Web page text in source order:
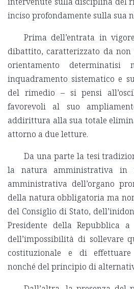
inciso profondamente sulla sua
Prima dell’entrata in
dibattito, caratterizzato da
orientamento
inquadramento sistematico e
del rimedio – si pensi
favorevoli al suo
addirittura alla sua totale
attorno a due letture.
Da una parte la tesi
la natura amministrativa in
amministrativa dell’organo
della natura obbligatoria ma
del Consiglio di Stato,
Presidente della Repubblica
dell’impossibilità di sollevare
costituzionale e di
nonché del principio di